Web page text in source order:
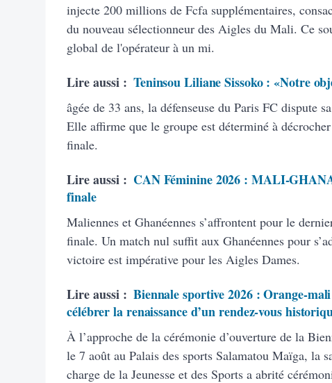
injecte 200 millions de Fcfa supplémentaires,
du nouveau sélectionneur des Aigles du Mali. Ce
global de l'opérateur à un mi.
Lire aussi : Teninsou Liliane Sissoko : «Notre
âgée de 33 ans, la défenseuse du Paris FC dispute
Elle affirme que le groupe est déterminé à
finale.
Lire aussi : CAN Féminine 2026 : MALI-
finale
Maliennes et Ghanéennes s’affrontent pour le
finale. Un match nul suffit aux Ghanéennes pour
victoire est impérative pour les Aigles Dames.
Lire aussi : Biennale sportive 2026 : Orange-
célébrer la renaissance d’un rendez-vous
À l’approche de la cérémonie d’ouverture de la
le 7 août au Palais des sports Salamatou Maïga, la
charge de la Jeunesse et des Sports a abrité